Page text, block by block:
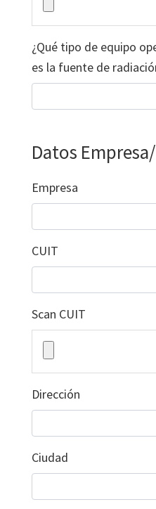
¿Qué tipo de equipo
es la fuente de
Datos
Empresa
CUIT
Scan CUIT
Dirección
Ciudad